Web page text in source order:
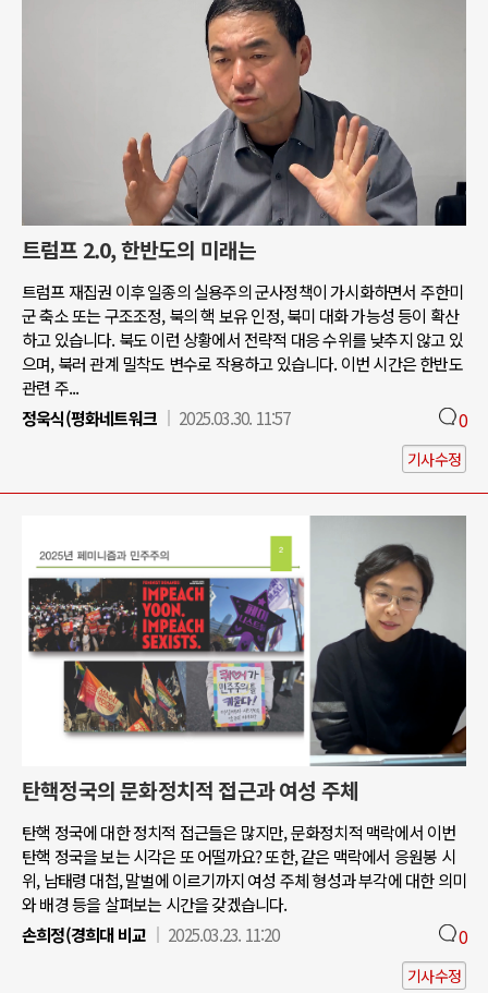
트럼프 2.0, 한반도의 미래는
트럼프 재집권 이후 일종의 실용주의 군사정책이 가시화하면서 주한미
군 축소 또는 구조조정, 북의 핵 보유 인정, 북미 대화 가능성 등이 확산
하고 있습니다. 북도 이런 상황에서 전략적 대응 수위를 낮추지 않고 있
으며, 북러 관계 밀착도 변수로 작용하고 있습니다. 이번 시간은 한반도
관련 주...
정욱식(평화네트워크
2025.03.30. 11:57 0
기사수정
탄핵정국의 문화정치적 접근과 여성 주체
탄핵 정국에 대한 정치적 접근들은 많지만, 문화정치적 맥락에서 이번
탄핵 정국을 보는 시각은 또 어떨까요? 또한, 같은 맥락에서 응원봉 시
위, 남태령 대첩, 말벌에 이르기까지 여성 주체 형성과 부각에 대한 의미
와 배경 등을 살펴보는 시간을 갖겠습니다.
손희정(경희대 비교
2025.03.23. 11:20 0
기사수정